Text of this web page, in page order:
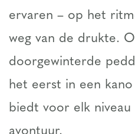
ervaren – op het
weg van de drukte.
doorgewinterde
het eerst in een
biedt voor elk
avontuur.